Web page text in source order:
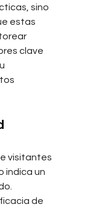
sino
estas
clave
visitantes
indica un
de